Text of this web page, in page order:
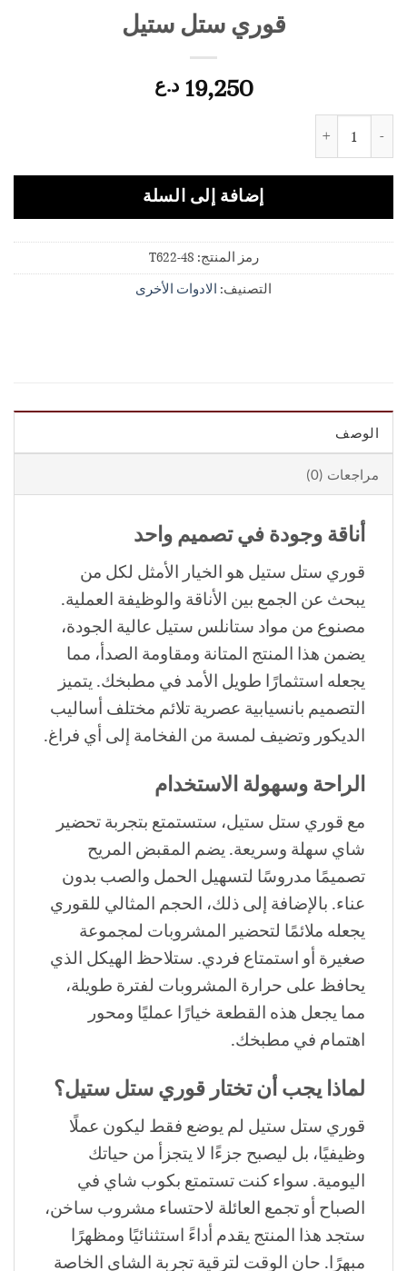
قوري ستل ستيل
19,250 د.ع
إضافة إلى السلة
رمز المنتج: T622-48
التصنيف: الادوات الأخرى
الوصف
مراجعات (0)
أناقة وجودة في تصميم واحد
قوري ستل ستيل هو الخيار الأمثل لكل من
يبحث عن الجمع بين الأناقة والوظيفة العملية.
مصنوع من مواد ستانلس ستيل عالية الجودة،
يضمن هذا المنتج المتانة ومقاومة الصدأ، مما
يجعله استثمارًا طويل الأمد في مطبخك. يتميز
التصميم بانسيابية عصرية تلائم مختلف أساليب
الديكور وتضيف لمسة من الفخامة إلى أي فراغ.
الراحة وسهولة الاستخدام
مع قوري ستل ستيل، ستستمتع بتجربة تحضير
شاي سهلة وسريعة. يضم المقبض المريح
تصميمًا مدروسًا لتسهيل الحمل والصب بدون
عناء. بالإضافة إلى ذلك، الحجم المثالي للقوري
يجعله ملائمًا لتحضير المشروبات لمجموعة
صغيرة أو استمتاع فردي. ستلاحظ الهيكل الذي
يحافظ على حرارة المشروبات لفترة طويلة،
مما يجعل هذه القطعة خيارًا عمليًا ومحور
اهتمام في مطبخك.
لماذا يجب أن تختار قوري ستل ستيل؟
قوري ستل ستيل لم يوضع فقط ليكون عملًا
وظيفيًا، بل ليصبح جزءًا لا يتجزأ من حياتك
اليومية. سواء كنت تستمتع بكوب شاي في
الصباح أو تجمع العائلة لاحتساء مشروب ساخن،
ستجد هذا المنتج يقدم أداءً استثنائيًا ومظهرًا
مبهرًا. حان الوقت لترقية تجربة الشاي الخاصة